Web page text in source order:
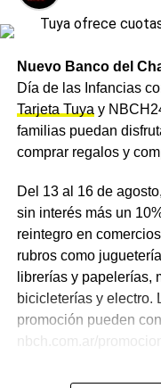
domiciliaria, aunque
localidad dependerá
Charata,
mejores condiciones
Capdevila, Gancedo,
del Infierno, Los
Breñas,Charata,
Una vez culminadas
normalización del
con los tiempos
Nuevo Banco del
Día de las Infancias
Tarjeta Tuya y
familias puedan
comprar regalos y
Del 13 al 16 de agosto,
sin interés más un
reintegro en
rubros como
librerías y papelerías,
bicicleterías y electro.
promoción pueden
nbch.com.ar/